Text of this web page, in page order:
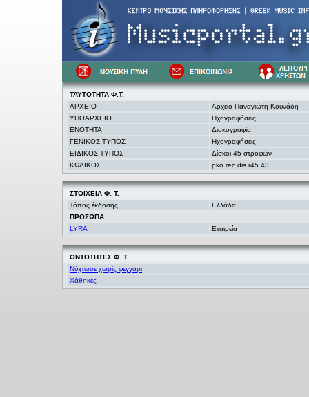
ΤΑΥΤΟΤΗΤΑ Φ.Τ.
ΑΡΧΕΙΟ
Αρχείο Παναγιώτη Κουνάδη
ΥΠΟΑΡΧΕΙΟ
Ηχογραφήσεις
ΕΝΟΤΗΤΑ
Δισκογραφία
ΓΕΝΙΚΟΣ ΤΥΠΟΣ
Ηχογραφήσεις
ΕΙΔΙΚΟΣ ΤΥΠΟΣ
Δίσκοι 45 στροφών
ΚΩΔΙΚΟΣ
pko.rec.dis.r45.43
ΣΤΟΙΧΕΙΑ Φ. Τ.
Τόπος έκδοσης
Ελλάδα
ΠΡΟΣΩΠΑ
LYRA
Εταιρεία
ΟΝΤΟΤΗΤΕΣ Φ. Τ.
Νύχτωσε χωρίς φεγγάρι
Χάθηκες